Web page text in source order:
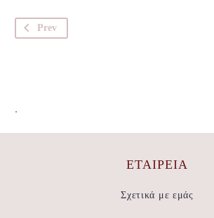
Prev
.
ΕΤΑΙΡΕΊΑ
Σχετικά με εμάς